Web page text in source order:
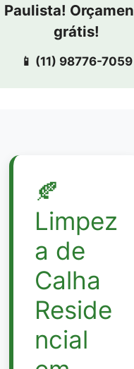
Paulista!
grátis!
📱 (11) 98776-7059
🍂
Limpez
a de
Calha
Reside
ncial